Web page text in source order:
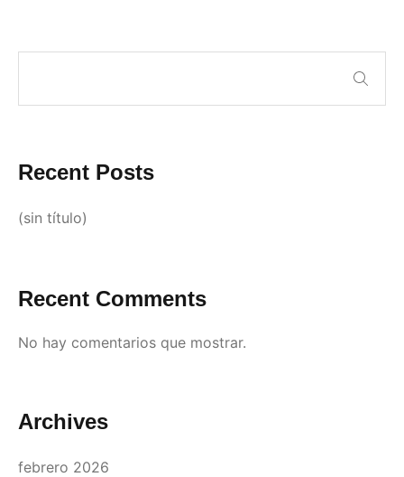
Recent Posts
(sin título)
Recent Comments
No hay comentarios que mostrar.
Archives
febrero 2026